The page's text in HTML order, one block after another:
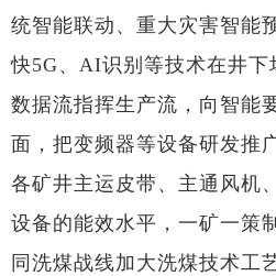
统智能联动、重大灾害智能
快5G、AI识别等技术在井下
数据流指挥生产流，向智能
面，把变频器等设备研发推
各矿井主运皮带、主通风机
设备的能效水平，一矿一策
同洗煤战线加大洗煤技术工